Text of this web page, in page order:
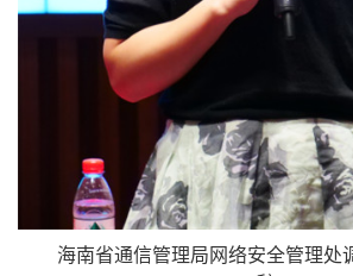
海南省通信管理局网络安全管理处